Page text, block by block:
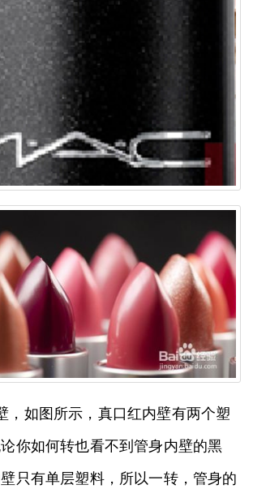
，如图所示，真口红内壁有两个塑
你如何转也看不到管身内壁的黑
只有单层塑料，所以一转，管身的